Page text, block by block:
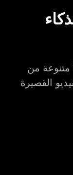
متنوعة من
القصيرة